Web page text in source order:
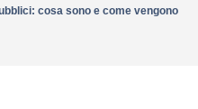
cosa sono e come vengono